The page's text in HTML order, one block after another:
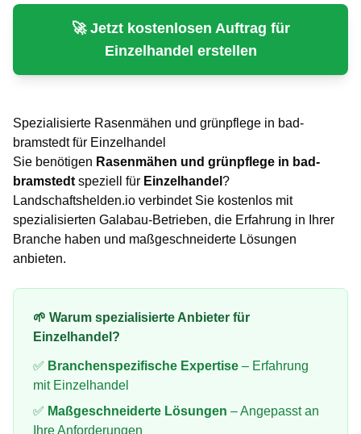
🚀 Jetzt kostenlosen Auftrag für
Einzelhandel erstellen
Spezialisierte Rasenmähen und grünpflege in bad-
bramstedtfür Einzelhandel
Sie benötigen Rasenmähen und grünpflege in bad-
bramstedt speziell für Einzelhandel ?
Landschaftshelden.io verbindet Sie kostenlos mit
spezialisierten Galabau-Betrieben, die Erfahrung in Ihrer
Branche haben und maßgeschneiderte Lösungen
anbieten.
🌱 Warum spezialisierte Anbieter für
Einzelhandel ?
✅ Branchenspezifische Expertise – Erfahrung
mit Einzelhandel
✅ Maßgeschneiderte Lösungen – Angepasst an
Ihre Anforderungen